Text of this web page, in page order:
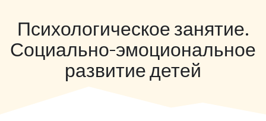
Психологическое занятие.
Социально-эмоциональное
развитие детей